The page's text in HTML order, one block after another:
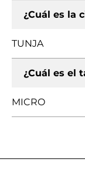
¿Cuál es la
TUNJA
¿Cuál es el
MICRO